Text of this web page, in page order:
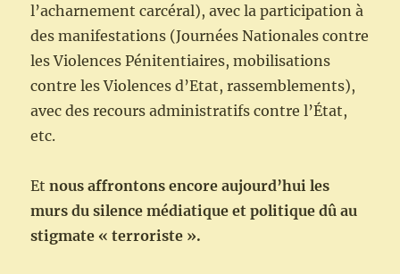
l’acharnement carcéral), avec la participation à
des manifestations (Journées Nationales contre
les Violences Pénitentiaires, mobilisations
contre les Violences d’Etat, rassemblements),
avec des recours administratifs contre l’État,
etc.
Etnous affrontons encore aujourd’hui les
murs du silence médiatique et politique dû au
stigmate « terroriste ».